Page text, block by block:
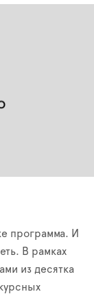
программа. И
В рамках
из десятка